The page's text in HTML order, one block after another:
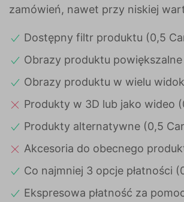
zamówień, nawet przy niskiej
Dostępny filtr produktu (0,5
Obrazy produktu
Obrazy produktu w wielu
Produkty w 3D lub jako wideo
Produkty alternatywne (0,5
Akcesoria do obecnego
Co najmniej 3 opcje płatności
Ekspresowa płatność za